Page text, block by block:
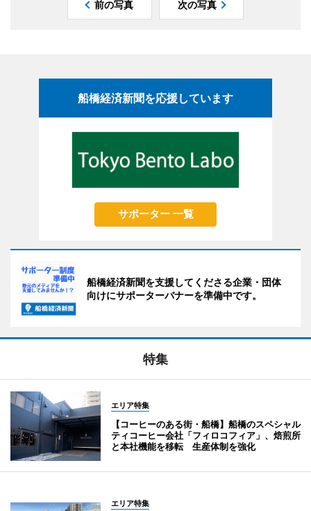
前の写真 次の写真
船橋経済新聞を応援しています
サポーター 一覧
船橋経済新聞を支援してくださる企業・団体
向けにサポーターバナーを準備中です。
特集
エリア特集
【コーヒーのある街・船橋】船橋のスペシャル
ティコーヒー会社「フィロコフィア」、焙煎所
と本社機能を移転 生産体制を強化
エリア特集